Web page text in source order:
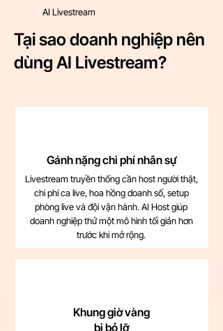
AI Livestream
Tại sao doanh nghiệp nên
dùng AI Livestream?
Gánh nặng chi phí nhân sự
Livestream truyền thống cần host người thật,
chi phí ca live, hoa hồng doanh số, setup
phòng live và đội vận hành. AI Host giúp
doanh nghiệp thử một mô hình tối giản hơn
trước khi mở rộng.
Khung giờ vàng
bị bỏ lỡ